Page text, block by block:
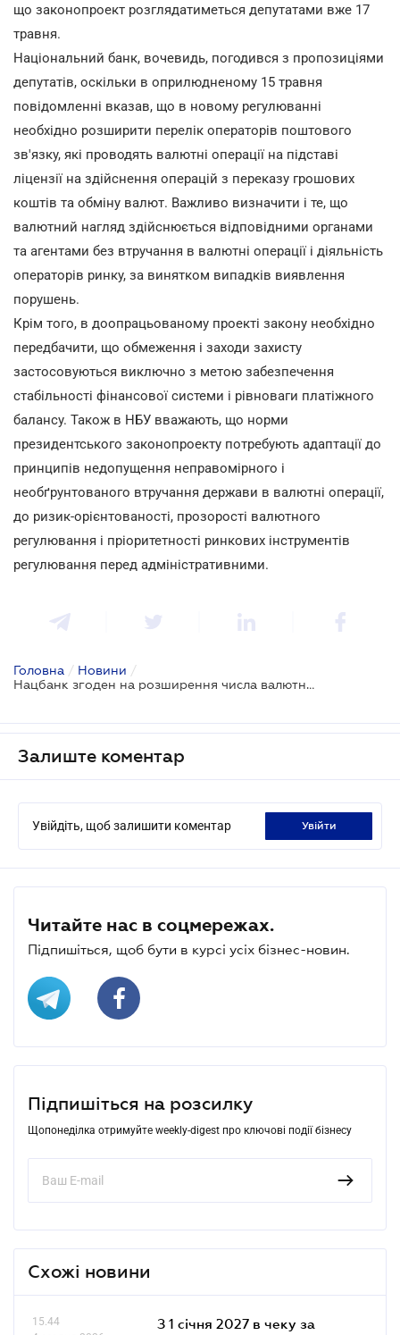
що законопроект розглядатиметься депутатами вже 17
травня.
Національний банк, вочевидь, погодився з пропозиціями
депутатів, оскільки в оприлюдненому 15 травня
повідомленні вказав, що в новому регулюванні
необхідно розширити перелік операторів поштового
зв'язку, які проводять валютні операції на підставі
ліцензії на здійснення операцій з переказу грошових
коштів та обміну валют. Важливо визначити і те, що
валютний нагляд здійснюється відповідними органами
та агентами без втручання в валютні операції і діяльність
операторів ринку, за винятком випадків виявлення
порушень.
Крім того, в доопрацьованому проекті закону необхідно
передбачити, що обмеження і заходи захисту
застосовуються виключно з метою забезпечення
стабільності фінансової системи і рівноваги платіжного
балансу. Також в НБУ вважають, що норми
президентського законопроекту потребують адаптації до
принципів недопущення неправомірного і
необґрунтованого втручання держави в валютні операції,
до ризик-орієнтованості, прозорості валютного
регулювання і пріоритетності ринкових інструментів
регулювання перед адміністративними.
Головна / Новини /
Нацбанк згоден на розширення числа валютних ліцензіатів
Залиште коментар
Увійдіть, щоб залишити коментар увійти
Читайте нас в соцмережах.
Підпишіться, щоб бути в курсі усіх бізнес-новин.
Підпишіться на розсилку
Щопонеділка отримуйте weekly-digest про ключові події бізнесу
Схожі новини
15.44
З 1 січня 2027 в чеку за